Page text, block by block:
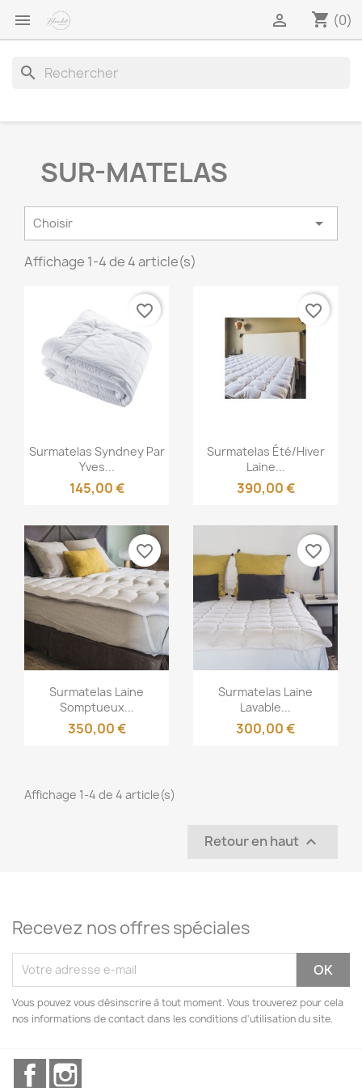
 shopping_cart (0)

search
SUR-MATELAS
Choisir 
Affichage 1-4 de 4 article(s)
Aperçu rapide
Surmatelas Syndney Par
Yves...
145,00 €
favorite_border
Aperçu rapide
Surmatelas Été/hiver
Laine...
390,00 €
favorite_border
Aperçu rapide
Surmatelas Laine
Somptueux...
350,00 €
favorite_border
Aperçu rapide
Surmatelas Laine
Lavable...
300,00 €
favorite_border
Affichage 1-4 de 4 article(s)
Retour en haut 
Recevez nos offres spéciales
Vous pouvez vous désinscrire à tout moment. Vous trouverez pour cela
nos informations de contact dans les conditions d'utilisation du site.
Facebook